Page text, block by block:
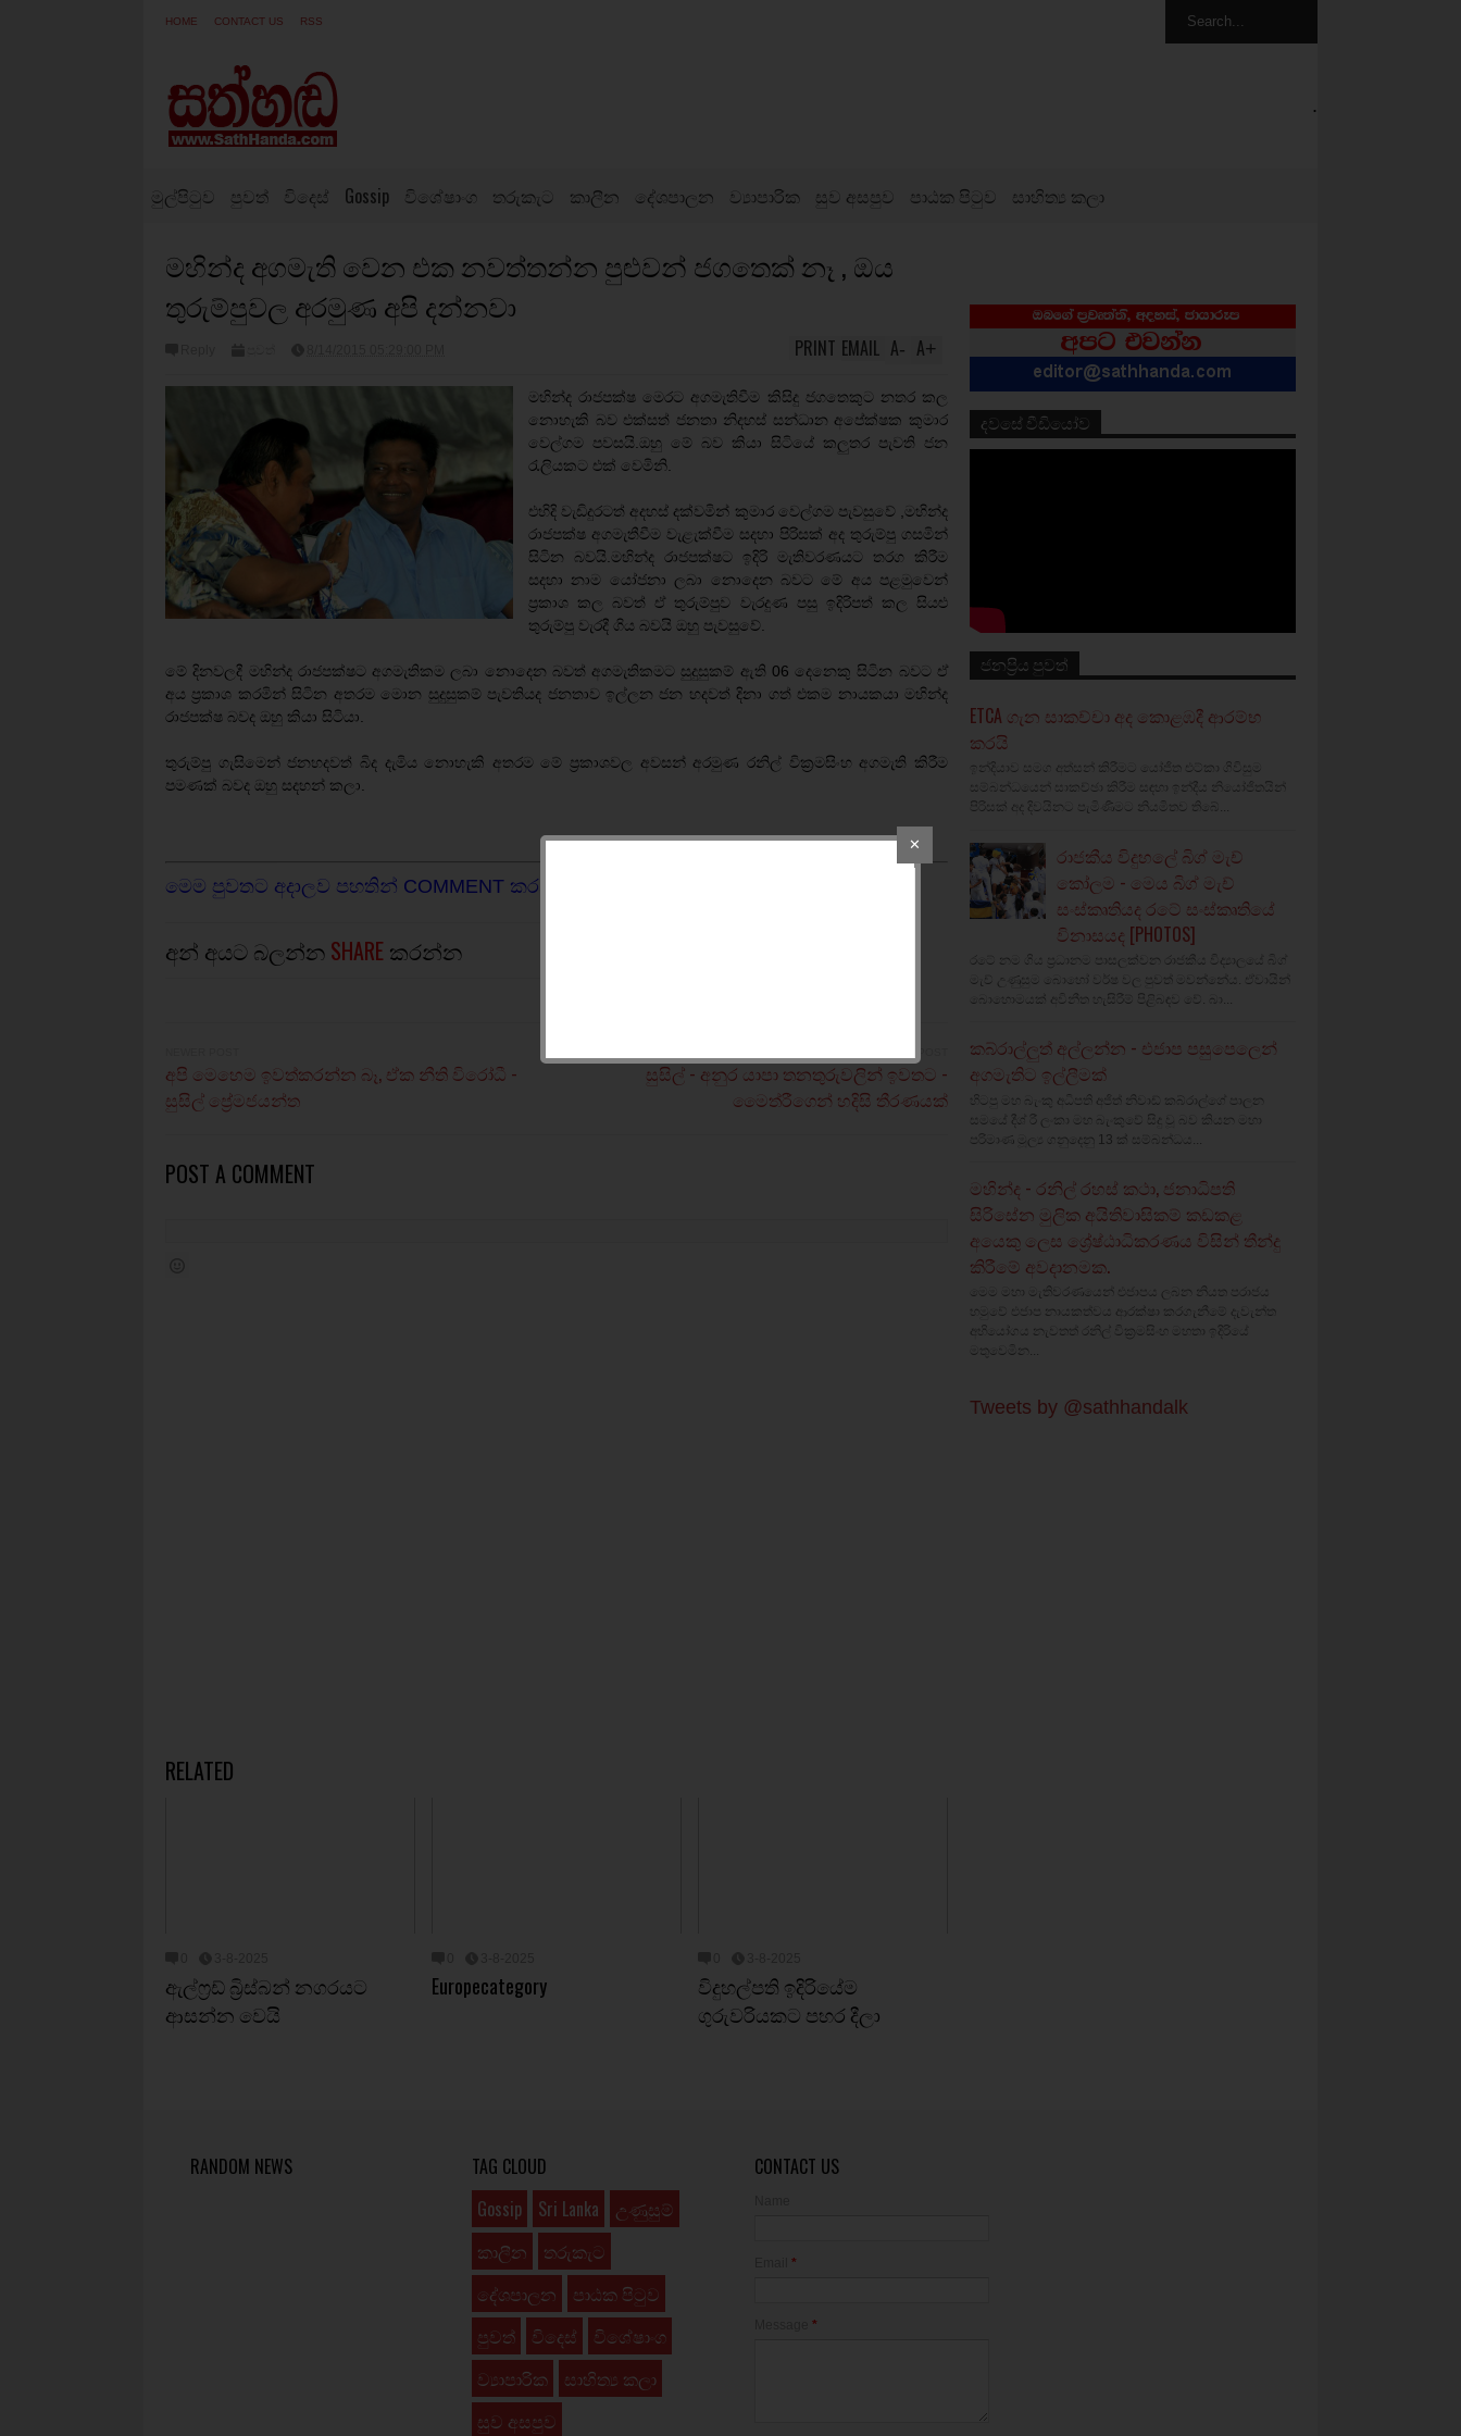
HOME CONTACT US RSS
.
මුල්පිටුව පුවත් විදෙස් Gossip විශේෂාංග තරුකැට කාලීන දේශපාලන ව්‍යාපාරික සුව අසපුව පාඨක පිටුව සාහිත්‍ය කලා
මහින්ද අගමැති වෙන එක නවත්තන්න පුළුවන් ජගතෙක් නෑ , ඔය
තුරුම්පුවල අරමුණ අපි දන්නවා
A+
A-
EMAIL
PRINT
මහින්ද රාජපක්ෂ මෙරට අගමැතිවීම කිසිදු ජගතෙකුට නතර කල
නොහැකි බව එක්සත් ජනතා නිදහස් සන්ධාන අපේක්ෂක කුමාර
වෙල්ගම පවසයි.ඔහු මේ බව කියා සිටියේ කලුතර පැවති ජන
රැලියකට එක් වෙමිනි.
එහිදි වැඩිදුරටත් අදහස් දක්වමින් කුමාර වෙල්ගම පැවසුවේ ,මහින්ද
රාජපක්ෂ අගමැතීවීම වැළැක්වීම සදහා පිරිසක් අද තුරුම්පු ගසමින්
සිටින බවයි.මහින්ද රාජපක්ෂට ඉදිරි මැතිවරණයට තරග කිරීම
සදහා නාම යෝජනා ලබා නොදෙන බවට මේ අය පළමුවෙන්
ප්‍රකාශ කල බවත් ඒ තුරුම්පුව වැරදුණ පසු ඉදිරිපත් කල සියළු
තුරුම්පු වැරදී ගිය බවයි ඔහු පැවසුවේ.
මේ දිනවලදී මහින්ද රාජපක්ෂට අගමැතිකම ලබා නොදෙන බවත් අගමැතිකමට සුදුසුකම් ඇති 06 දෙනෙකු සිටින බවට ඒ
අය ප්‍රකාශ කරමින් සිටින අතරම මොන සුදුසුකම් පැවතියද ජනතාව ඉල්ලන ජන හදවත් දිනා ගත් එකම නායකයා මහින්ද
රාජපක්ෂ බවද ඔහු කියා සිටියා.
තුරුම්පු ගැසිමෙන් ජනහදවත් බිද දැමිය නොහැකි අතරම මේ ප්‍රකාශවල අවසන් අරමුණ රනිල් වික්‍රමසිංහ අගමැති කිරීම
පමණක් බවද ඔහු සදහන් කලා.
මෙම පුවතට අදාලව පහතින් COMMENT කරන්න.
අන් අයට බලන්න SHARE කරන්න
අපි මෙහෙම ඉවත්කරන්න බෑ, ඒක නීති විරෝධී -
සුසිල් ප්‍රේමජයන්ත
සුසිල් - අනුර යාපා තනතුරුවලින් ඉවතට -
මෛත්රීගෙන් හදිසි තීරණයක්
POST A COMMENT
RELATED
ඇල්ෆ්‍රඩ් බ්‍රිස්බන් නගරයට
ආසන්න වෙයි
Europecategory
විදුහල්පති ඉදිරියේම
ගුරුවරියකට පහර දීලා
දවසේ වීඩියෝව
ජනප්‍රිය පුවත්
ETCA ගැන සාකච්චා අද කොළඹදී ආරම්භ
කරයි
ඉන්දියාව සමග අත්සන් කිරීමට යෝජිත එට්කා ගිවිසුම
සම්බන්ධයෙන් සාකච්ඡා කිරීම සඳහා ඉන්දීය නියෝජිතයින්
පිරිසක් අද දිවයිනට පැමිණීමට නියමිතව තිබේ...
රාජකීය විදුහලේ බිග් මැච්
කෝලම - මෙය බිග් මැච්
සංස්කෘතියද රටේ සංස්කෘතියේ
විනාසයද [PHOTOS]
රටේ නම ගිය ප්‍රධානම පාසලක්වන රාජකීය විද්‍යාලයේ බිග්
මැච් උණුසුම බොහෝ වර්ෂ වල පුවත් මවන්නේය. ඒවායින්
බොහොමයක් අවිනීත හැසිරීම් පිළිබඳව වේ. බා...
කබ්රාල්ලුත් අල්ලන්න - එජාප පසුපෙලෙන්
අගමැතිට ඉල්ලීමක්
හිටපු මහ බැංකු අධිපති අජිත් නිවාඩ් කබ්රාල්ගේ පාලන
සමයේ දීශ්‍ රී ලංකා මහ බැංකුවේ සිදු වූ බව කියන මහා
පරිමාණ මූල්‍ය ගනුදෙනු 13 ක් සම්බන්ධය...
මහින්ද - රනිල් රහස් කථා, ජනාධිපති
සිරිසේන මුලික අයිතිවාසිකම් කඩකළ
අයෙකු ලෙස ශ්‍රේෂ්ඨාධිකරණය විසින් තීන්දු
කිරීමේ අවදානමක.
මෙම මහා මැතිවරණයෙන් එජාපය ලබන නියත පරාජය
හමුවේ එජාප නායකත්වය ආරක්ෂා කරගැනීමේ දැවැන්ත
අභියෝගය නැවතත් රනිල් වික්‍රමසිංහ මහතා ඉදිරියේ
මතුවෙමින...
Tweets by @sathhandalk
✕
RANDOM NEWS
TAG CLOUD
Gossip
Sri Lanka
උණුසුම්
කාලීන
තරුකැට
දේශපාලන
පාඨක පිටුව
පුවත්
විදෙස්
විශේෂාංග
ව්‍යාපාරික
සාහිත්‍ය කලා
සුව අසපුව
CONTACT US
*
*